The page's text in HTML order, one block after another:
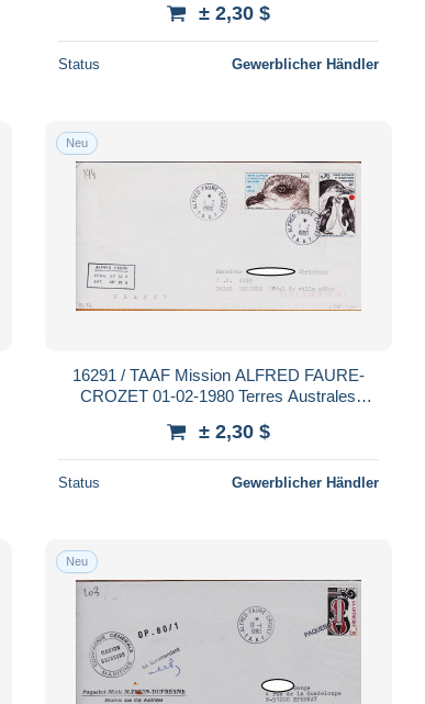
KERGUELEN T.A.A.F
± 2,30 $
Status Gewerblicher Händler
Neu
16291 / TAAF Mission ALFRED FAURE-
CROZET 01-02-1980 Terres Australes
± 2,30 $
Status Gewerblicher Händler
Neu